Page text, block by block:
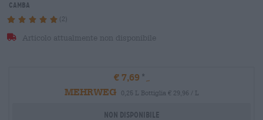
Camba
(2)
Articolo attualmente non disponibile
€ 7,69
MEHRWEG
0,25 L Bottiglia € 29,96 / L
Non disponibile